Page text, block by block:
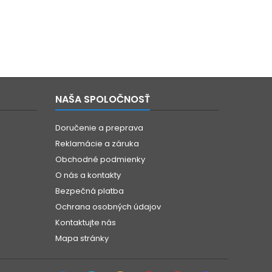
NAŠA SPOLOČNOSŤ
Doručenie a preprava
Reklamácie a záruka
Obchodné podmienky
O nás a kontakty
Bezpečná platba
Ochrana osobných údajov
Kontaktujte nás
Mapa stránky